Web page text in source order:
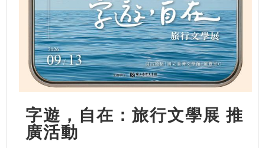
字遊，自在：旅行文學展 推
廣活動